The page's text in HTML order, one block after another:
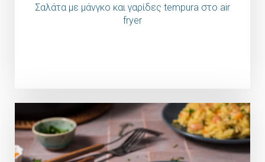
Σαλάτα με μάνγκο και γαρίδες tempura στο air
fryer